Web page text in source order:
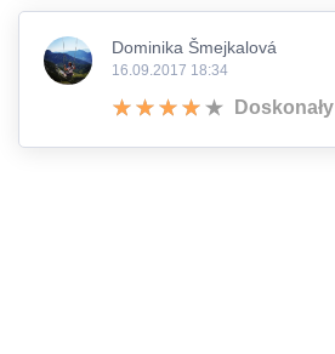
Dominika Šmejkalová
16.09.2017 18:34
Doskonały